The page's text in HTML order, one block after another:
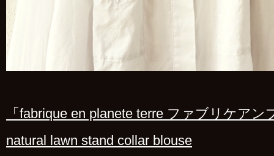
「fabrique en planete terre ファブリケア
natural lawn stand collar blouse